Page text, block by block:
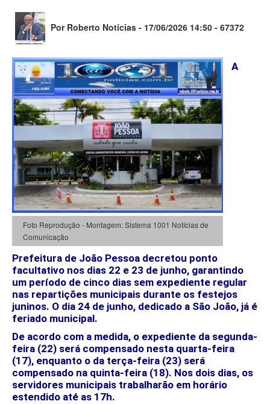
Por Roberto Notícias - 17/06/2026 14:50 - 67372
Foto Reprodução - Montagem: Sistema 1001 Notícias de
Comunicação
A
Prefeitura de João Pessoa decretou ponto
facultativo nos dias 22 e 23 de junho, garantindo
um período de cinco dias sem expediente regular
nas repartições municipais durante os festejos
juninos. O dia 24 de junho, dedicado a São João, já é
feriado municipal.
De acordo com a medida, o expediente da segunda-
feira (22) será compensado nesta quarta-feira
(17), enquanto o da terça-feira (23) será
compensado na quinta-feira (18). Nos dois dias, os
servidores municipais trabalharão em horário
estendido até as 17h.